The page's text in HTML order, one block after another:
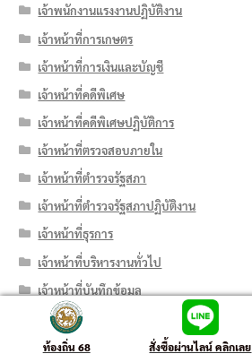
เจ้าพนักงานแรงงานปฏิบัติงาน
เจ้าหน้าที่การเกษตร
เจ้าหน้าที่การเงินและบัญชี
เจ้าหน้าที่คดีพิเศษ
เจ้าหน้าที่คดีพิเศษปฏิบัติการ
เจ้าหน้าที่ตรวจสอบภายใน
เจ้าหน้าที่ตำรวจรัฐสภา
เจ้าหน้าที่ตำรวจรัฐสภาปฏิบัติงาน
เจ้าหน้าที่ธุรการ
เจ้าหน้าที่บริหารงานทั่วไป
เจ้าหน้าที่บันทึกข้อมูล
เจ้าหน้าที่ปกครอง
เจ้าหน้าที่ปกครองปฏิบัติงาน
ท้องถิ่น 68 สั่งซื้อผ่านไลน์ คลิกเลย